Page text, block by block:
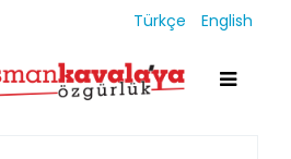
Türkçe English